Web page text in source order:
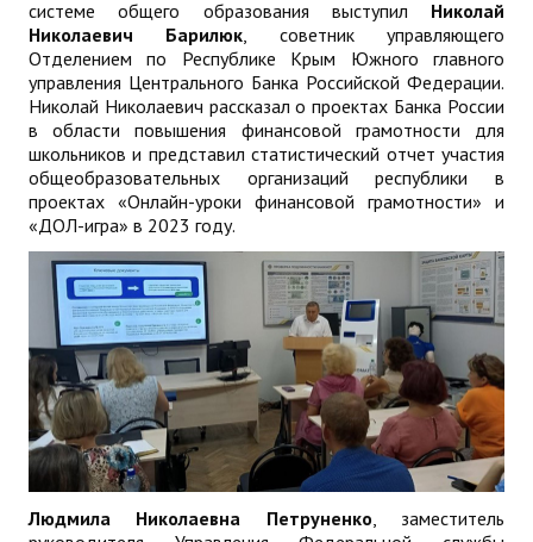
системе общего образования выступил Николай
Николаевич Барилюк , советник управляющего
Отделением по Республике Крым Южного главного
управления Центрального Банка Российской Федерации.
Николай Николаевич рассказал о проектах Банка России
в области повышения финансовой грамотности для
школьников и представил статистический отчет участия
общеобразовательных организаций республики в
проектах «Онлайн-уроки финансовой грамотности» и
«ДОЛ-игра» в 2023 году.
Людмила Николаевна Петруненко, заместитель